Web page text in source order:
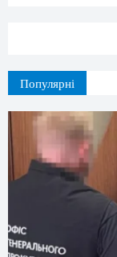
Популярні